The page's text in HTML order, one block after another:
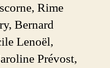
Rime
Bernard
Lenoël,
Prévost,